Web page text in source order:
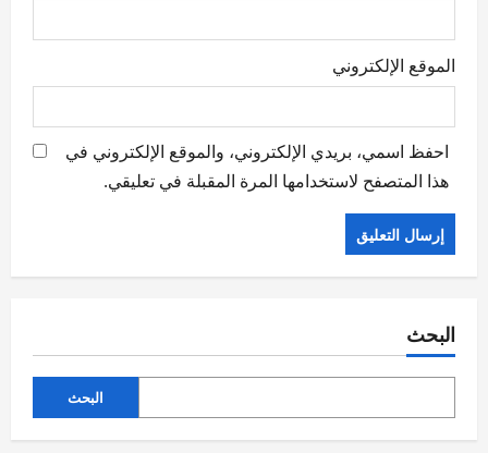
الموقع الإلكتروني
احفظ اسمي، بريدي الإلكتروني، والموقع الإلكتروني في
هذا المتصفح لاستخدامها المرة المقبلة في تعليقي.
البحث
البحث